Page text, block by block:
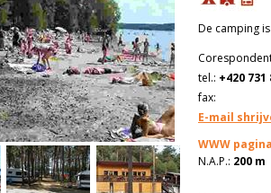
De camping
tel.: +420 731
fax:
E-mail
WWW
N.A.P.: 200 m